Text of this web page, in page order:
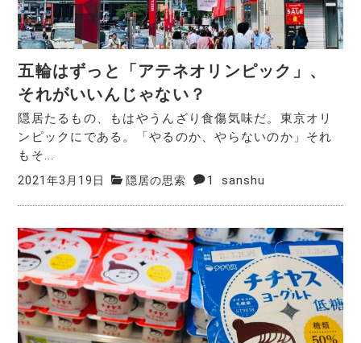
五輪はずっと「アテネオリンピック」、
それがいいんじゃない？
隠居たるもの、もはやうんざり食傷気味だ。東京オリ
ンピックにである。「やるのか、やらないのか」それ
もそ...
2021年3月19日 隠居の思索 1 sanshu